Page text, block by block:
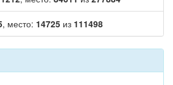
, место: 14725 из 111498